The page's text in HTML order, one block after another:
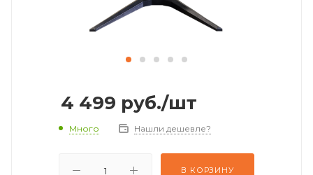
4 499 руб./шт
Много Нашли дешевле?
В КОРЗИНУ